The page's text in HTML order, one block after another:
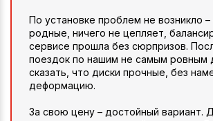
По установке проблем не возникло –
родные, ничего не цепляет,
сервисе прошла без сюрпризов.
поездок по нашим не самым ровным
сказать, что диски прочные, без
деформацию.
За свою цену – достойный вариант.